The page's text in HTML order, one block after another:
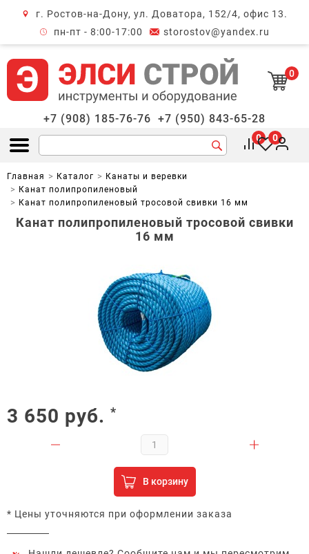
г. Ростов-на-Дону, ул. Доватора, 152/4, офис 13.
пн-пт - 8:00-17:00
storostov@yandex.ru
0
+7 (908) 185-76-76 +7 (950) 843-65-28
Открыть меню
0 0
Главная Каталог
Канаты и веревки
Канат полипропиленовый
Канат полипропиленовый тросовой свивки 16 мм
Канат полипропиленовый тросовой свивки
16 мм
3 650 руб. *
В корзину
* Цены уточняются при оформлении заказа